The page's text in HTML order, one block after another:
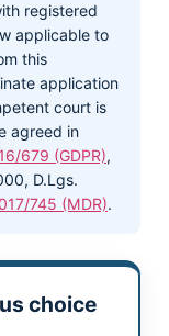
registered
applicable to
this
application
court is
agreed in
679 (GDPR),
D.Lgs.
745 (MDR).
choice